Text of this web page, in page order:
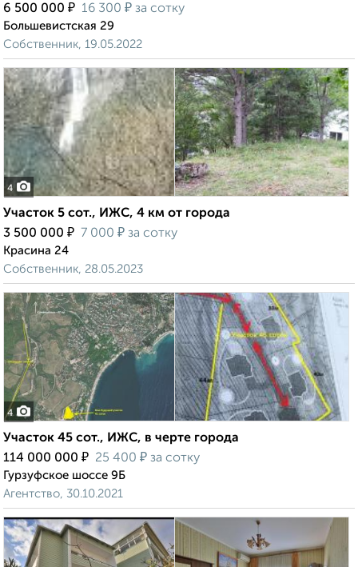
6 500 000 ₽ 16 300 ₽ за сотку
Большевистская 29
Собственник, 19.05.2022
4
Участок 5 сот., ИЖС, 4 км от города
3 500 000 ₽ 7 000 ₽ за сотку
Красина 24
Собственник, 28.05.2023
4
Участок 45 сот., ИЖС, в черте города
114 000 000 ₽ 25 400 ₽ за сотку
Гурзуфское шоссе 9Б
Агентство, 30.10.2021